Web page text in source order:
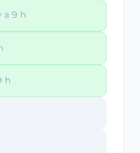
a 9 h
h